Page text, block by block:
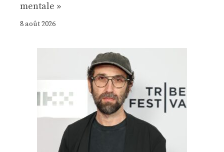
mentale »
8 août 2026